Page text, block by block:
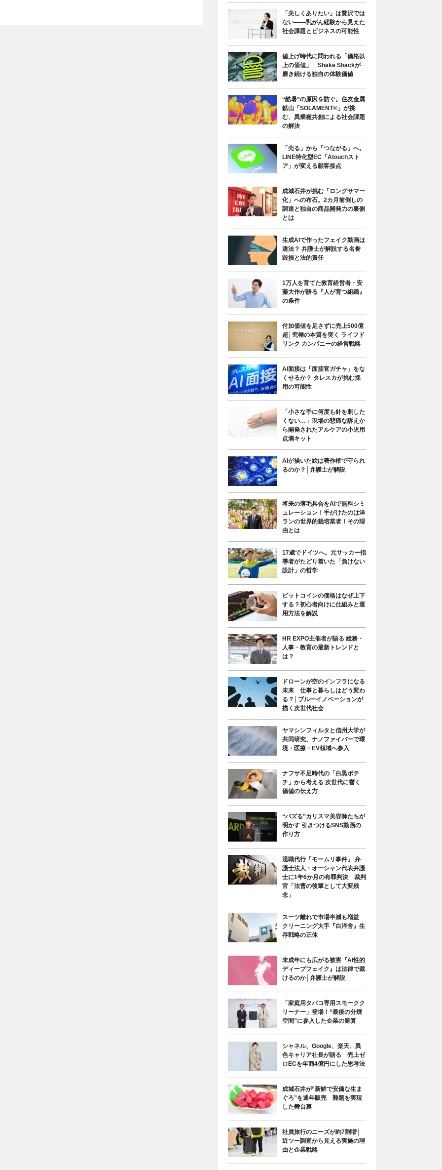
「美しくありたい」は贅沢では
ない――乳がん経験から見えた
社会課題とビジネスの可能性
値上げ時代に問われる「価格以
上の価値」 Shake Shackが
磨き続ける独自の体験価値
“酷暑”の原因を防ぐ。住友金属
鉱山「SOLAMENT®」が挑
む、異業種共創による社会課題
の解決
「売る」から「つながる」へ。
LINE特化型EC「Atouchスト
ア」が変える顧客接点
成城石井が挑む「ロングサマー
化」への布石。2カ月前倒しの
調達と独自の商品開発力の裏側
とは
生成AIで作ったフェイク動画は
違法？ 弁護士が解説する名誉
毀損と法的責任
1万人を育てた教育経営者・安
藤大作が語る『人が育つ組織』
の条件
付加価値を足さずに売上500億
超│究極の本質を突く ライフド
リンク カンパニーの経営戦略
AI面接は「面接官ガチャ」をな
くせるか？ タレスカが挑む採
用の可能性
「小さな手に何度も針を刺した
くない…」現場の悲痛な訴えか
ら開発されたアルケアの小児用
点滴キット
AIが描いた絵は著作権で守られ
るのか？│弁護士が解説
将来の薄毛具合をAIで無料シミ
ュレーション！手がけたのは洋
ランの世界的栽培業者！その理
由とは
17歳でドイツへ。元サッカー指
導者がたどり着いた「負けない
設計」の哲学
ビットコインの価格はなぜ上下
する？初心者向けに仕組みと運
用方法を解説
HR EXPO主催者が語る 総務・
人事・教育の最新トレンドと
は？
ドローンが空のインフラになる
未来 仕事と暮らしはどう変わ
る？│ブルーイノベーションが
描く次世代社会
ヤマシンフィルタと信州大学が
共同研究、ナノファイバーで環
境・医療・EV領域へ参入
ナフサ不足時代の「白黒ポテ
チ」から考える 次世代に響く
価値の伝え方
“バズる”カリスマ美容師たちが
明かす 引きつけるSNS動画の
作り方
退職代行「モームリ事件」 弁
護士法人・オーシャン代表弁護
士に1年6か月の有罪判決 裁判
官「法曹の後輩として大変残
念」
スーツ離れで市場半減も増益
クリーニング大手『白洋舍』生
存戦略の正体
未成年にも広がる被害『AI性的
ディープフェイク』は法律で裁
けるのか│弁護士が解説
「家庭用タバコ専用スモークク
リーナー」登場！“最後の分煙
空間”に参入した企業の勝算
シャネル、Google、楽天、異
色キャリア社長が語る 売上ゼ
ロECを年商4億円にした思考法
成城石井が”新鮮で安価な生ま
ぐろ”を通年販売 難題を実現
した舞台裏
社員旅行のニーズが約7割増│
近ツー調査から見える実施の理
由と企業戦略